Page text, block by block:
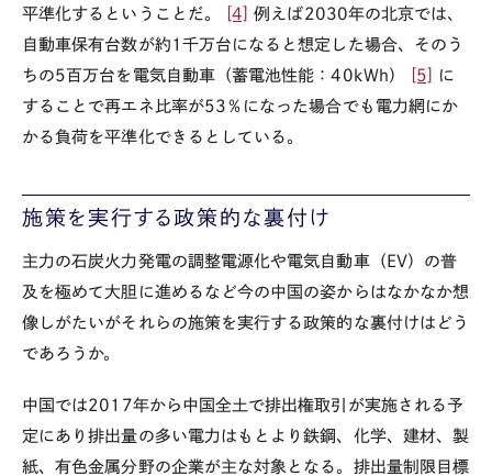
平準化するということだ。
[4]
例えば2030年の北京では、
自動車保有台数が約1千万台になると想定した場合、そのう
ちの5百万台を電気自動車（蓄電池性能：40kWh）
[5]
に
することで再エネ比率が53％になった場合でも電力網にか
かる負荷を平準化できるとしている。
施策を実行する政策的な裏付け
主力の石炭火力発電の調整電源化や電気自動車（EV）の普
及を極めて大胆に進めるなど今の中国の姿からはなかなか想
像しがたいがそれらの施策を実行する政策的な裏付けはどう
であろうか。
中国では2017年から中国全土で排出権取引が実施される予
定にあり排出量の多い電力はもとより鉄鋼、化学、建材、製
紙、有色金属分野の企業が主な対象となる。排出量制限目標